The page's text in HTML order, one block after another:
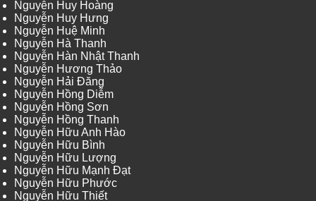
Nguyễn Huy Hoàng
Nguyễn Huy Hưng
Nguyễn Huệ Minh
Nguyễn Hà Thanh
Nguyễn Hàn Nhật Thanh
Nguyễn Hương Thảo
Nguyễn Hải Đăng
Nguyễn Hồng Diễm
Nguyễn Hồng Sơn
Nguyễn Hồng Thanh
Nguyễn Hữu Anh Hào
Nguyễn Hữu Bình
Nguyễn Hữu Lượng
Nguyễn Hữu Mạnh Đạt
Nguyễn Hữu Phước
Nguyễn Hữu Thiết